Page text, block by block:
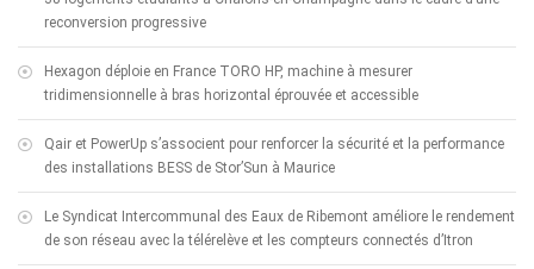
reconversion progressive
Hexagon déploie en France TORO HP, machine à mesurer
tridimensionnelle à bras horizontal éprouvée et accessible
Qair et PowerUp s’associent pour renforcer la sécurité et la performance
des installations BESS de Stor’Sun à Maurice
Le Syndicat Intercommunal des Eaux de Ribemont améliore le rendement
de son réseau avec la télérelève et les compteurs connectés d’Itron